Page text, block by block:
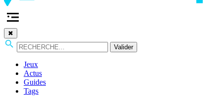
✖
Valider
Jeux
Actus
Guides
Tags